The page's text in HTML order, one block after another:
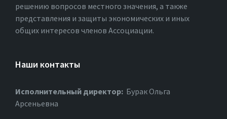
решению вопросов местного значения, а также
представления и защиты экономических и иных
общих интересов членов Ассоциации.
Наши контакты
Исполнительный директор: Бурак Ольга
Арсеньевна